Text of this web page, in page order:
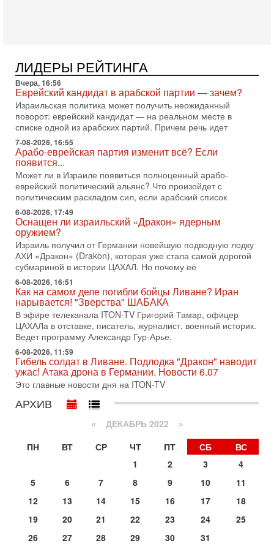
03/08/2026
Президент США Дональд Трамп объявил о возобновлении
переговоров с Ираном, но Тегеран пока не подтвердил
готовность к диалогу. По словам американского
2-08-2026, 08:42
Трамп отменил удар по Ирану - НОВОСТИ
02/08/2026
Президент США Дональд Трамп сегодня заявил об отмене
подготовленного удара по Ирану после обращений
Тегерана и других стран региона. По его словам,
1-08-2026, 17:50
«Русский голос» Израиля: кто заберет его на этот
раз?
Голоса русскоязычных репатриантов не раз кардинально
меняли политический ландшафт Израиля. Достаточно
вспомнить взлет партии «Исраэль ба-алия», когда
31-07-2026, 17:00
Тайны закрытых дверей: о чём на самом деле
молчат Трамп и Нетаньяху?
Недавний визит премьер-министра Израиля Биньямина
Нетаньяху в США и его встреча с Дональдом Трампом
оставили больше вопросов, чем ответов. Полная
31-07-2026, 15:18
Иран готовит покушение на Нетаниягу! Трамп не
хочет эскалации, но КСИР готовит взрыв!
В эфире телеканала ITON-TV СЕРГЕЙ МИГДАЛЬ, эксперт
по вопросам безопасности, офицер запаса
Международного управления полиции Израиля, автор
31-07-2026, 09:02
Битва за разоружение ХАМАСа - НОВОСТИ
Сегодня президент США Дональд Трамп заявил о
достижении исторического соглашения о полном
разоружении ХАМАСа и других вооруженных группировок в
30-07-2026, 17:59
Иран доведет Трампа до крайних мер? Разбор и
оценка от военного обозревателя Давида Шарпа
с каждым днем. Почему Трамп в самый последний момент
отменил решение о нанесении тяжелых ударов
ЛИДЕРЫ РЕЙТИНГА
Вчера, 16:56
Еврейский кандидат в арабской партии — зачем?
Израильская политика может получить неожиданный
поворот: еврейский кандидат — на реальном месте в
списке одной из арабских партий. Причем речь идет
7-08-2026, 16:55
Арабо-еврейская партия изменит всё? Если
появится...
Может ли в Израиле появиться полноценный арабо-
еврейский политический альянс? Что произойдет с
политическим раскладом сил, если арабский список
6-08-2026, 17:49
Оснащен ли израильский «Дракон» ядерным
оружием?
Израиль получил от Германии новейшую подводную лодку
АХИ «Дракон» (Drakon), которая уже стала самой дорогой
субмариной в истории ЦАХАЛ. Но почему её
6-08-2026, 16:51
Как на самом деле погибли бойцы Ливане? Иран
нарывается! "Зверства" ШАБАКА
В эфире телеканала ITON-TV Григорий Тамар, офицер
ЦАХАЛа в отставке, писатель, журналист, военный историк.
Ведет программу Александр Гур-Арье.
6-08-2026, 11:59
Гибель солдат в Ливане. Подлодка "Дракон" наводит
ужас! Атака дрона в Германии. Новости 6.07
Это главные новости дня на ITON-TV
АРХИВ
« ДЕКАБРЬ 2022 »
ПН
ВТ СР ЧТ ПТ СБ
ВС
1
2 3
4
5
6 7 8 9 10
11
12
13 14 15 16 17
18
19
20 21 22 23 24
25
26
27 28 29 30 31